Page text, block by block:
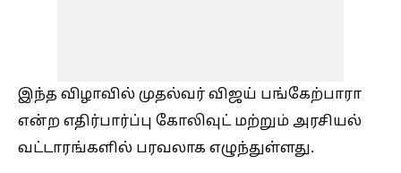
இந்த விழாவில் முதல்வர் விஜய் பங்கேற்பாரா
என்ற எதிர்பார்ப்பு கோலிவுட் மற்றும் அரசியல்
வட்டாரங்களில் பரவலாக எழுந்துள்ளது.